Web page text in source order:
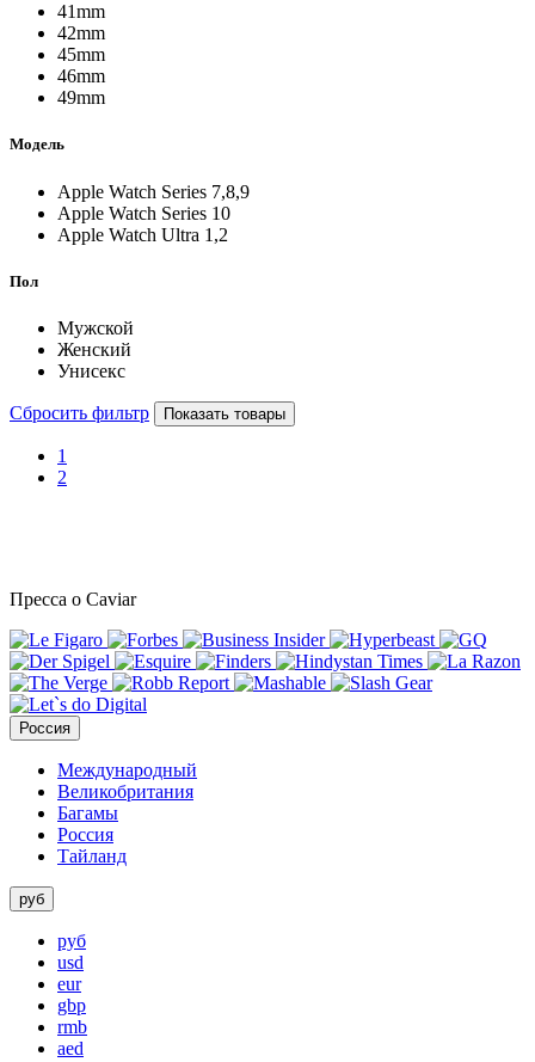
41mm
42mm
45mm
46mm
49mm
Модель
Apple Watch Series 7,8,9
Apple Watch Series 10
Apple Watch Ultra 1,2
Пол
Мужской
Женский
Унисекс
Сбросить фильтр Показать товары
1
2
Пресса о Caviar
Россия
Международный
Великобритания
Багамы
Россия
Тайланд
руб
руб
usd
eur
gbp
rmb
aed